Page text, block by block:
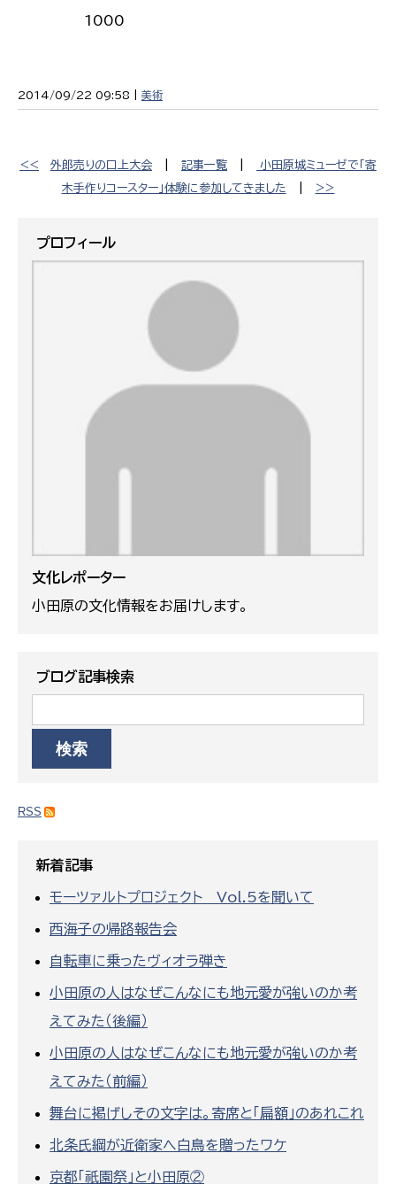
1000
2014/09/22 09:58 | 美術
<< 外郎売りの口上大会 記事一覧
小田原城ミューゼで「寄
木手作りコースター」体験に参加してきました
>>
プロフィール
文化レポーター
小田原の文化情報をお届けします。
ブログ記事検索
RSS
新着記事
モーツァルトプロジェクト Vol.5を聞いて
西海子の帰路報告会
自転車に乗ったヴィオラ弾き
小田原の人はなぜこんなにも地元愛が強いのか考
えてみた（後編）
小田原の人はなぜこんなにも地元愛が強いのか考
えてみた（前編）
舞台に掲げしその文字は。寄席と「扁額」のあれこれ
北条氏綱が近衛家へ白鳥を贈ったワケ
京都「祇園祭」と小田原②